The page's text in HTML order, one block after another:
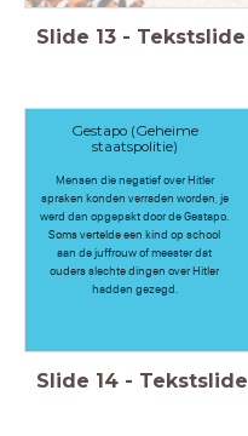
Slide 13 - Tekstslide
Gestapo (Geheime
staatspolitie)
Mensen die negatief over Hitler
spraken konden verraden worden, je
werd dan opgepakt door de Gestapo.
Soms vertelde een kind op school
aan de juffrouw of meester dat
ouders slechte dingen over Hitler
hadden gezegd.
Slide 14 - Tekstslide